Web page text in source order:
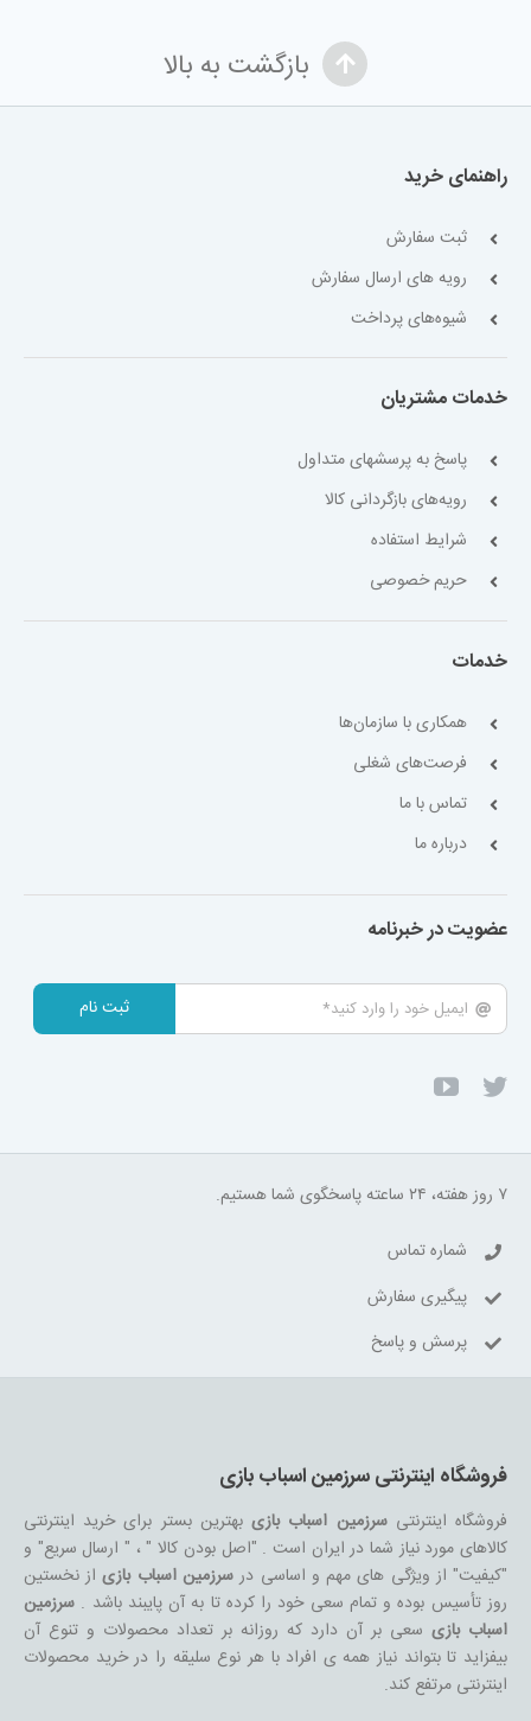
بازگشت به بالا
راهنمای خرید
ثبت سفارش
رویه های ارسال سفارش
شیوه‌های پرداخت
خدمات مشتریان
پاسخ به پرسشهای متداول
رویه‌های بازگردانی کالا
شرایط استفاده
حریم خصوصی
خدمات
همکاری با سازمان‌ها
فرصت‌های شغلی
تماس با ما
درباره ما
عضویت در خبرنامه
ثبت نام
۷ روز هفته، ۲۴ ساعته پاسخگوی شما هستیم.
شماره تماس
پیگیری سفارش
پرسش و پاسخ
فروشگاه اینترنتی سرزمین اسباب بازی
فروشگاه اینترنتیسرزمین اسباب بازیبهترین بستر برای خرید اینترنتی
کالاهای مورد نیاز شما در ایران است . "اصل بودن کالا " ، " ارسال سریع" و
"کیفیت" از ویژگی های مهم و اساسی در سرزمین اسباب بازیاز نخستین
روز تأسیس بوده و تمام سعی خود را کرده تا به آن پایبند باشد .سرزمین
اسباب بازیسعی بر آن دارد که روزانه بر تعداد محصولات و تنوع آن
بیفزاید تا بتواند نیاز همه ی افراد با هر نوع سلیقه را در خرید محصولات
اینترنتی مرتفع کند.